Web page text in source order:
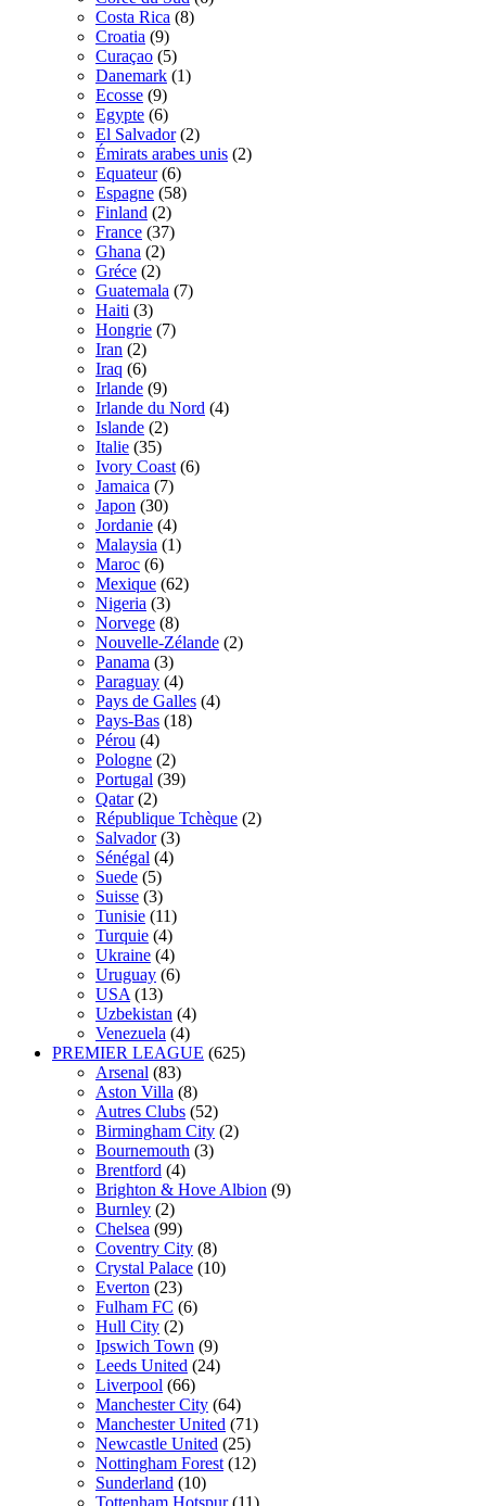
Costa Rica (8)
Croatia (9)
Curaçao (5)
Danemark (1)
Ecosse (9)
Egypte (6)
El Salvador (2)
Émirats arabes unis (2)
Equateur (6)
Espagne (58)
Finland (2)
France (37)
Ghana (2)
Gréce (2)
Guatemala (7)
Haiti (3)
Hongrie (7)
Iran (2)
Iraq (6)
Irlande (9)
Irlande du Nord (4)
Islande (2)
Italie (35)
Ivory Coast (6)
Jamaica (7)
Japon (30)
Jordanie (4)
Malaysia (1)
Maroc (6)
Mexique (62)
Nigeria (3)
Norvege (8)
Nouvelle-Zélande (2)
Panama (3)
Paraguay (4)
Pays de Galles (4)
Pays-Bas (18)
Pérou (4)
Pologne (2)
Portugal (39)
Qatar (2)
République Tchèque (2)
Salvador (3)
Sénégal (4)
Suede (5)
Suisse (3)
Tunisie (11)
Turquie (4)
Ukraine (4)
Uruguay (6)
USA (13)
Uzbekistan (4)
Venezuela (4)
PREMIER LEAGUE (625)
Arsenal (83)
Aston Villa (8)
Autres Clubs (52)
Birmingham City (2)
Bournemouth (3)
Brentford (4)
Brighton & Hove Albion (9)
Burnley (2)
Chelsea (99)
Coventry City (8)
Crystal Palace (10)
Everton (23)
Fulham FC (6)
Hull City (2)
Ipswich Town (9)
Leeds United (24)
Liverpool (66)
Manchester City (64)
Manchester United (71)
Newcastle United (25)
Nottingham Forest (12)
Sunderland (10)
Tottenham Hotspur (11)